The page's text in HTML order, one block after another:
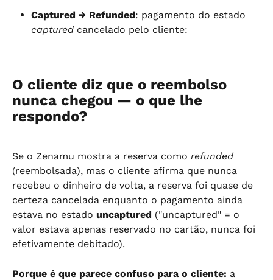
Captured → Refunded: pagamento do estado
captured cancelado pelo cliente:
O cliente diz que o reembolso
nunca chegou — o que lhe
respondo?
Se o Zenamu mostra a reserva como refunded
(reembolsada), mas o cliente afirma que nunca
recebeu o dinheiro de volta, a reserva foi quase de
certeza cancelada enquanto o pagamento ainda
estava no estado uncaptured ("uncaptured" = o
valor estava apenas reservado no cartão, nunca foi
efetivamente debitado).
Porque é que parece confuso para o cliente: a